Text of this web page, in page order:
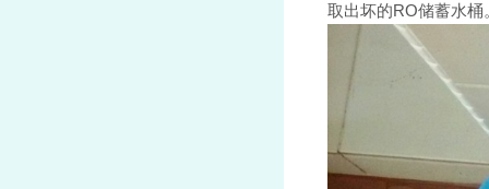
取出坏的RO储蓄水桶